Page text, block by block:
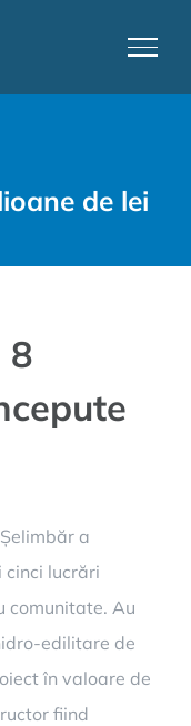
de lei
8
a
cinci lucrări
comunitate. Au
edilitare de
în valoare de
fiind